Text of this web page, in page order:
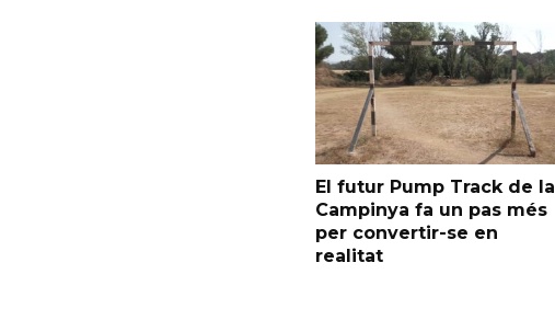
El futur Pump Track de la
Campinya fa un pas més
per convertir-se en
realitat